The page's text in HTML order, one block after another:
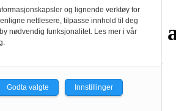
aa
a
a
og lignende verktøy for
nettlesere, tilpasse innhold til deg
nødvendig funksjonalitet. Les mer i vår
Godta valgte Innstillinger